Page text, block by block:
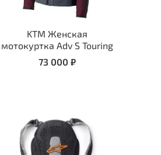
KTM Женская
мотокуртка Adv S Touring
73 000 ₽